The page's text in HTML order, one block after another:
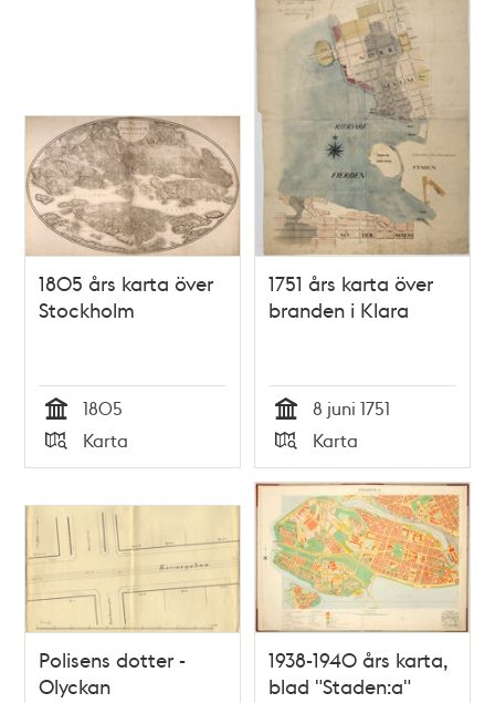
1805 års karta över
Stockholm
Tid
1805
Typ
Karta
1751 års karta över
branden i Klara
Tid
8 juni 1751
Typ
Karta
Polisens dotter -
Olyckan
1938-1940 års karta,
blad "Staden:a"